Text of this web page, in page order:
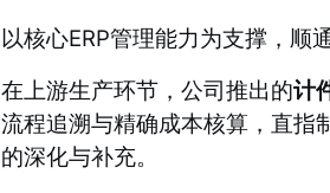
以核心ERP管理能力为支撑，顺
在上游生产环节，公司推出的计
流程追溯与精确成本核算，直指
的深化与补充。